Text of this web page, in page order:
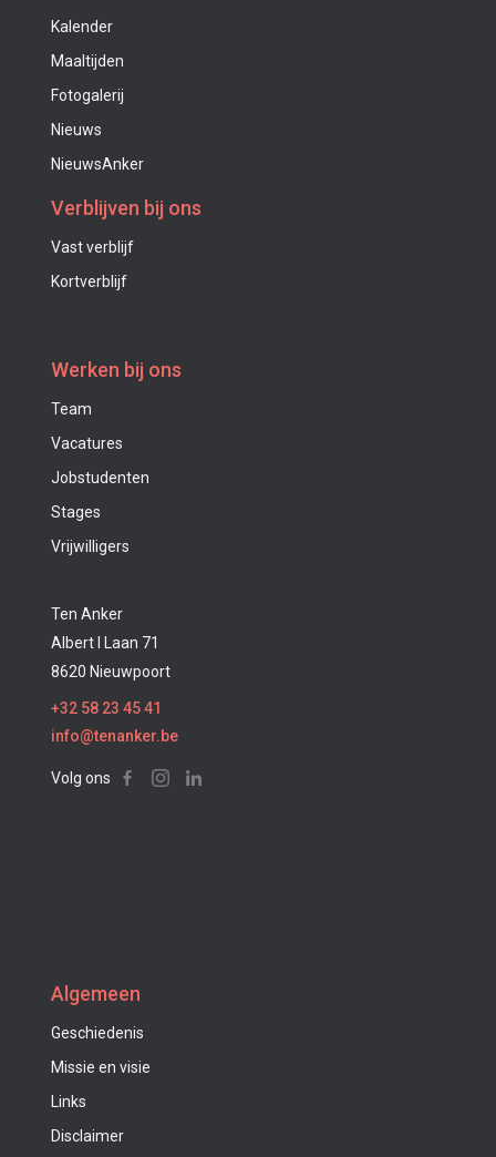
Kalender
Maaltijden
Fotogalerij
Nieuws
NieuwsAnker
Verblijven bij ons
Vast verblijf
Kortverblijf
Werken bij ons
Team
Vacatures
Jobstudenten
Stages
Vrijwilligers
Ten Anker
Albert I Laan 71
8620 Nieuwpoort
+32 58 23 45 41
info@tenanker.be
Volg ons
Algemeen
Geschiedenis
Missie en visie
Links
Disclaimer